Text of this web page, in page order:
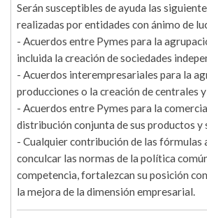
Serán susceptibles de ayuda las
realizadas por entidades con ánimo de
- Acuerdos entre Pymes para la
incluida la creación de sociedades
- Acuerdos interempresariales para la
producciones o la creación de centrales
- Acuerdos entre Pymes para la
distribución conjunta de sus productos y
- Cualquier contribución de las fórmulas
conculcar las normas de la política
competencia, fortalezcan su posición
la mejora de la dimensión empresarial.